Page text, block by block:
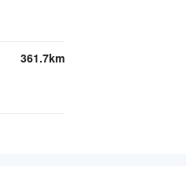
361.7km